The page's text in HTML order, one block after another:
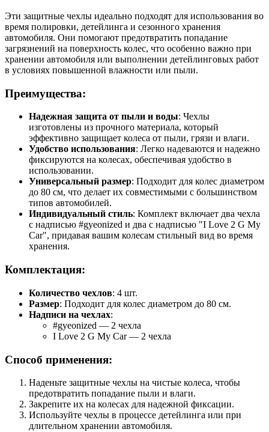
Эти защитные чехлы идеально подходят для использования во
время полировки, детейлинга и сезонного хранения
автомобиля. Они помогают предотвратить попадание
загрязнений на поверхность колес, что особенно важно при
хранении автомобиля или выполнении детейлинговых работ
в условиях повышенной влажности или пыли.
Преимущества:
Надежная защита от пыли и воды: Чехлы
изготовлены из прочного материала, который
эффективно защищает колеса от пыли, грязи и влаги.
Удобство использования: Легко надеваются и надежно
фиксируются на колесах, обеспечивая удобство в
использовании.
Универсальный размер: Подходит для колес диаметром
до 80 см, что делает их совместимыми с большинством
типов автомобилей.
Индивидуальный стиль: Комплект включает два чехла
с надписью #gyeonized и два с надписью "I Love 2 G My
Car", придавая вашим колесам стильный вид во время
хранения.
Комплектация:
Количество чехлов: 4 шт.
Размер: Подходит для колес диаметром до 80 см.
Надписи на чехлах:
#gyeonized — 2 чехла
I Love 2 G My Car — 2 чехла
Способ применения:
Наденьте защитные чехлы на чистые колеса, чтобы
предотвратить попадание пыли и влаги.
Закрепите их на колесах для надежной фиксации.
Используйте чехлы в процессе детейлинга или при
длительном хранении автомобиля.